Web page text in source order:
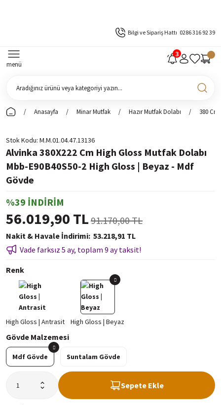
Bilgi ve Sipariş Hattı 0286 316 92 39
menü
Anasayfa Minar Mutfak Hazır Mutfak Dolabı 380 Cm
Stok Kodu M.M.01.04.47.13136
Alvinka 380X222 Cm High Gloss Mutfak Dolabı
Mbb-E90B40S50-2 High Gloss | Beyaz - Mdf
Gövde
%39 İNDİRİM
56.019,90 TL 91.170,00 TL
Nakit & Havale İndirimi 53.218,91 TL
Vade farksız 5 ay, toplam 9 ay taksit!
Renk
Gövde Malzemesi
Mdf Gövde Suntalam Gövde
Sepete Ekle